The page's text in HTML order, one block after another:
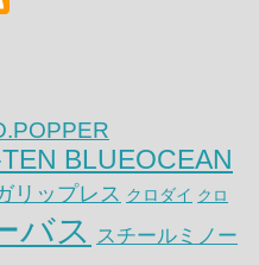
BLUEOCEAN
リップレス クロダイ クロ
バス スチールミノー